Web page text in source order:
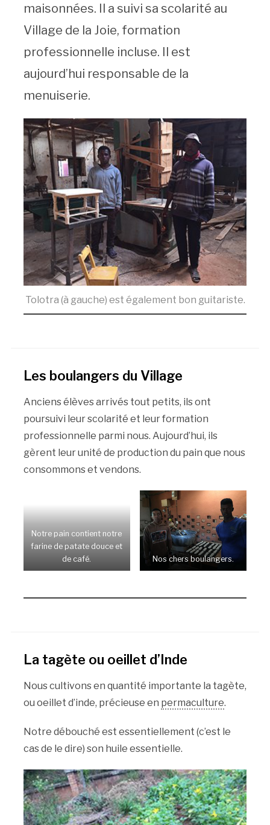
maisonnées. Il a suivi sa scolarité au
Village de la Joie, formation
professionnelle incluse. Il est
aujourd’hui responsable de la
menuiserie.
Tolotra (à gauche) est également bon guitariste.
Les boulangers du Village
Anciens élèves arrivés tout petits, ils ont
poursuivi leur scolarité et leur formation
professionnelle parmi nous. Aujourd’hui, ils
gèrent leur unité de production du pain que nous
consommons et vendons.
Notre pain contient notre
farine de patate douce et
de café.
Nos chers boulangers.
La tagète ou oeillet d’Inde
Nous cultivons en quantité importante la tagète,
ou oeillet d’inde, précieuse en permaculture.
Notre débouché est essentiellement (c’est le
cas de le dire) son huile essentielle.